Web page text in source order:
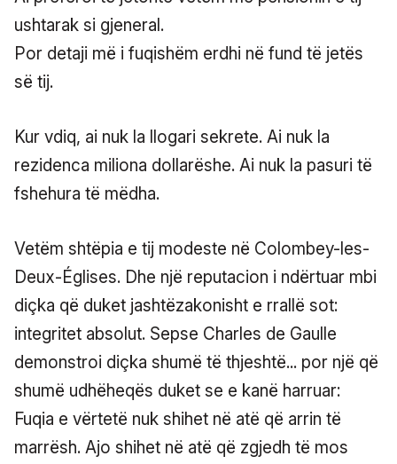
ushtarak si gjeneral.
Por detaji më i fuqishëm erdhi në fund të jetës
së tij.
Kur vdiq, ai nuk la llogari sekrete. Ai nuk la
rezidenca miliona dollarëshe. Ai nuk la pasuri të
fshehura të mëdha.
Vetëm shtëpia e tij modeste në Colombey-les-
Deux-Églises. Dhe një reputacion i ndërtuar mbi
diçka që duket jashtëzakonisht e rrallë sot:
integritet absolut. Sepse Charles de Gaulle
demonstroi diçka shumë të thjeshtë... por një që
shumë udhëheqës duket se e kanë harruar:
Fuqia e vërtetë nuk shihet në atë që arrin të
marrësh. Ajo shihet në atë që zgjedh të mos